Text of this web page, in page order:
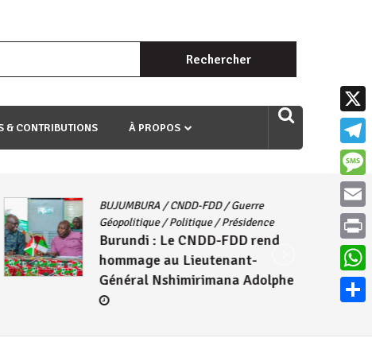
uri ngaha ndagusigiye iki kibazo : Uriko ukora iki kugira ngo
Rechercher :
& CONTRIBUTIONS À PROPOS
BUJUMBURA/CNDD-FDD/Guerre
Géopolitique/Politique/Présidence
Burundi : Le CNDD-FDD rend
hommage au Lieutenant-
Général Nshimirimana Adolphe
X
Email
Print